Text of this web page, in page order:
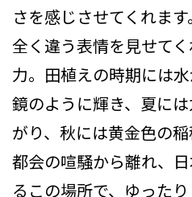
さを感じさせてくれま
全く違う表情を見せて
力。田植えの時期には
鏡のように輝き、夏に
がり、秋には黄金色の稲
都会の喧騒から離れ、
るこの場所で、ゆった